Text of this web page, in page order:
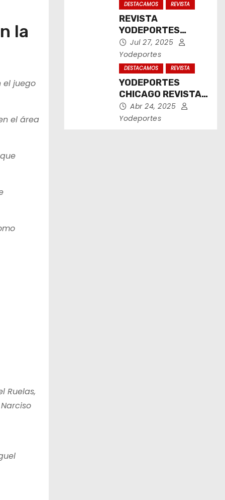
la
juego
el área
Ruelas,
DESTACAMOS REVISTA
REVISTA
YODEPORTES
CHICAGO JULIO
2025
Jul 27, 2025
Yodeportes
DESTACAMOS REVISTA
YODEPORTES
CHICAGO REVISTA
IMPRESA ABRIL
2025
Abr 24, 2025
Yodeportes